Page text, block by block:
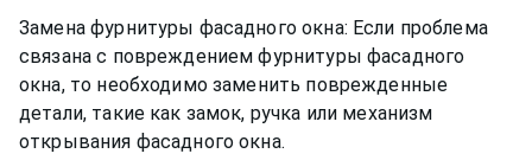
Замена фурнитуры фасадного окна: Если проблема
связана с повреждением фурнитуры фасадного
окна, то необходимо заменить поврежденные
детали, такие как замок, ручка или механизм
открывания фасадного окна.